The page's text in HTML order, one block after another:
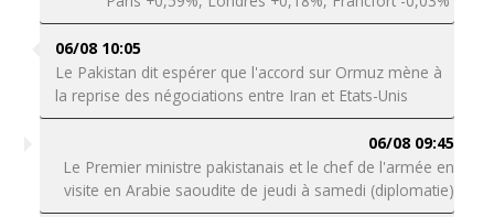
06/08 10:05
Le Pakistan dit espérer que l'accord sur Ormuz mène à
la reprise des négociations entre Iran et Etats-Unis
06/08 09:45
Le Premier ministre pakistanais et le chef de l'armée en
visite en Arabie saoudite de jeudi à samedi (diplomatie)